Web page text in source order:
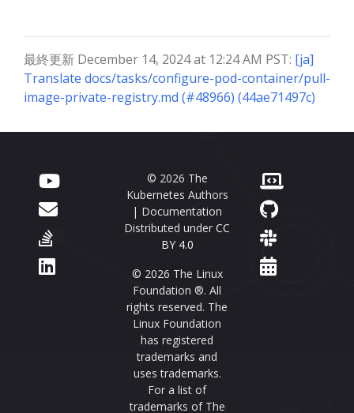
最終更新 December 14, 2024 at 12:24 AM PST: [ja]
Translate docs/tasks/configure-pod-container/pull-
image-private-registry.md (#48966) (44ae71497c)
© 2026 The
Kubernetes Authors
| Documentation
Distributed under CC
BY 4.0
© 2026 The Linux
Foundation ®. All
rights reserved. The
Linux Foundation
has registered
trademarks and
uses trademarks.
For a list of
trademarks of The